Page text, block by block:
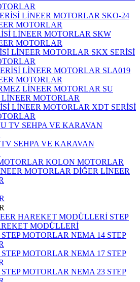
SKO-24
MOTORLAR
SKW
MOTORLAR
SKX SERİSİ
SLA019
MOTORLAR
SU
MOTORLAR
XDT SERİSİ
SEHPA VE KARAVAN
KOLON MOTORLAR
DİĞER LİNEER
STEP
MODÜLLERİ
NEMA 14 STEP
NEMA 17 STEP
NEMA 23 STEP